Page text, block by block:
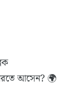
আসেন? 🌍